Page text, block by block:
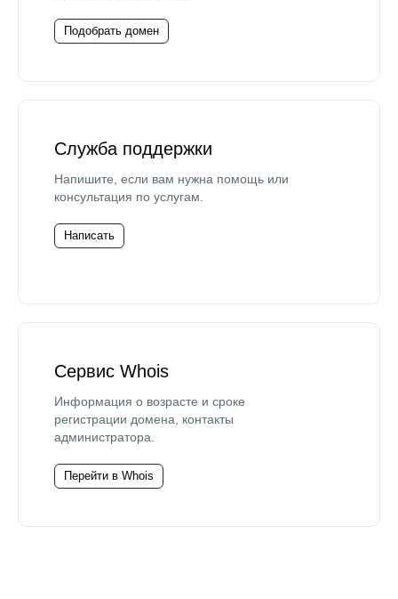
Подобрать домен
Служба поддержки
Напишите, если вам нужна помощь или
консультация по услугам.
Написать
Сервис Whois
Информация о возрасте и сроке
регистрации домена, контакты
администратора.
Перейти в Whois